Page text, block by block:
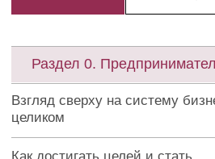
предпринимателем
Как говорить с предпринимателями на
одном языке
Практические занятия
Раздел 1. Описание и расчет услуг